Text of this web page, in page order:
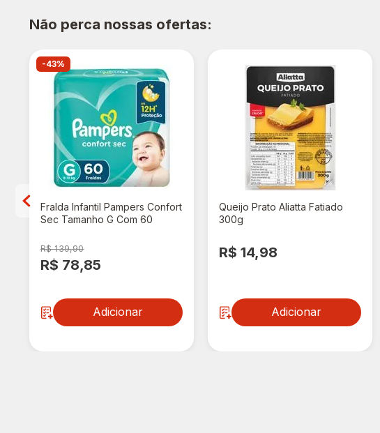
Não perca nossas ofertas:
-43%
Fralda Infantil Pampers Confort
Sec Tamanho G Com 60
R$ 139,90
R$ 78,85
Adicionar
Queijo Prato Aliatta Fatiado
300g
R$ 14,98
Adicionar